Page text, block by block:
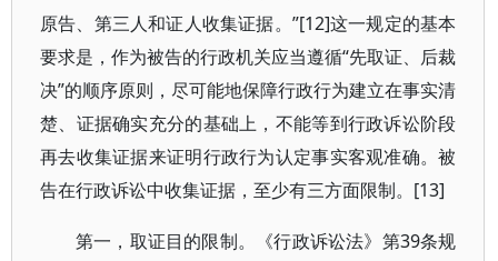
原告、第三人和证人收集证据。”[12]这一规定的基本
要求是，作为被告的行政机关应当遵循“先取证、后裁
决”的顺序原则，尽可能地保障行政行为建立在事实清
楚、证据确实充分的基础上，不能等到行政诉讼阶段
再去收集证据来证明行政行为认定事实客观准确。被
告在行政诉讼中收集证据，至少有三方面限制。[13]
第一，取证目的限制。《行政诉讼法》第39条规